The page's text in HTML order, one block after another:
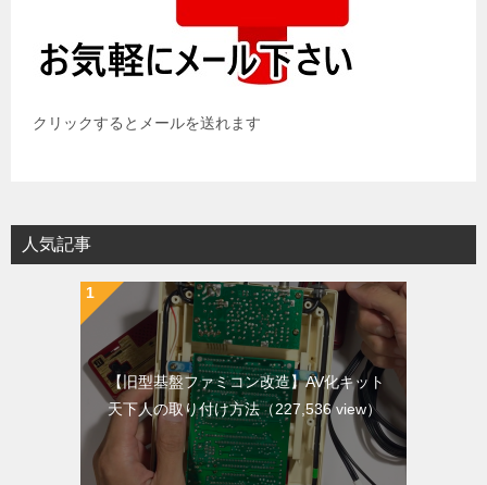
クリックするとメールを送れます
人気記事
【旧型基盤ファミコン改造】AV化キット
天下人の取り付け方法（227,536 view）